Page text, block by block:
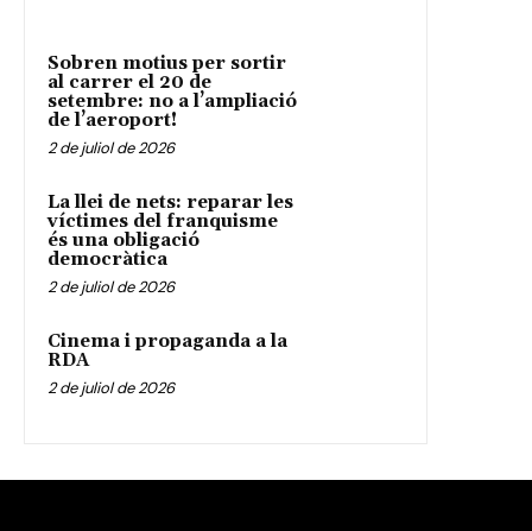
Sobren motius per sortir
al carrer el 20 de
setembre: no a l’ampliació
de l’aeroport!
2 de juliol de 2026
La llei de nets: reparar les
víctimes del franquisme
és una obligació
democràtica
2 de juliol de 2026
Cinema i propaganda a la
RDA
2 de juliol de 2026